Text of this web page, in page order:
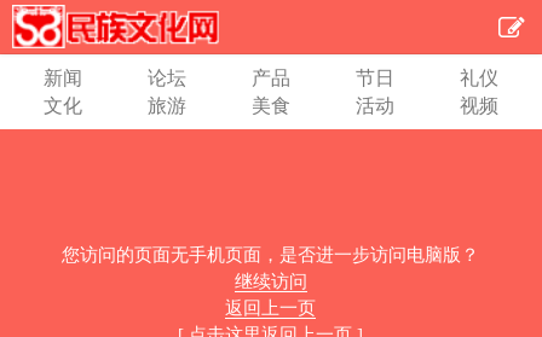
新闻 论坛 产品 节日
礼仪
文化
旅游 美食 活动 视频
您访问的页面无手机页面，是否进一步访问电脑版？
继续访问
返回上一页